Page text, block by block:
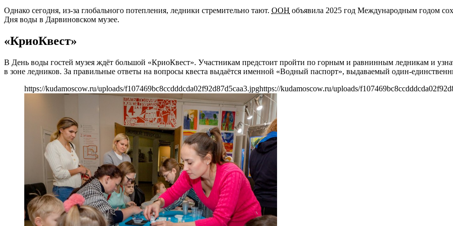
Однако сегодня, из-за глобального потепления, ледники стремительно тают. ООН объявила 2025 год Международным годом
Дня воды в Дарвиновском музее.
«КриоКвест»
В День воды гостей музея ждёт большой «КриоКвест». Участникам предстоит пройти по горным и равнинным ледникам и
в зоне ледников. За правильные ответы на вопросы квеста выдаётся именной «Водный паспорт», выдаваемый один-
https://kudamoscow.ru/uploads/f107469bc8ccdddcda02f92d87d5caa3.jpghttps://kudamoscow.ru/uploads/